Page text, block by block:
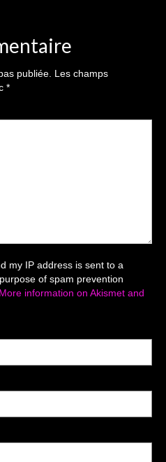
morte
publiée. Les champs
*
my IP address is sent to a
of spam prevention
More information on Akismet and